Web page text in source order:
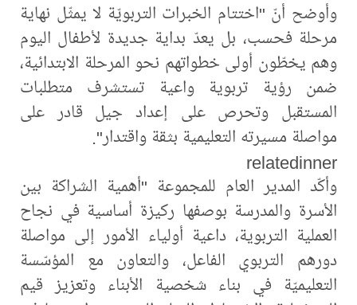
وأوضح أنّ "اختتام الخبرات التربويّة لا يمثّل نهاية
مرحلة فحسب، بل يعدّ بداية جديدة لأطفال اليوم
وهم يخطّون أولى خطواتهم نحو المرحلة الابتدائية،
ضمن رؤية تربوية واعية تستشرف متطلبات
المستقبل وتحرص على إعداد جيل قادر على
مواصلة مسيرته التعليمية بثقة واقتدار".
relatedinner
وأكّد المدير العام للمجموعة "أهمية الشراكة بين
الأسرة والمدرسة بوصفها ركيزة أساسية في نجاح
العملية التربوية، داعية أولياء الأمور إلى مواصلة
دورهم التربوي الفاعل، والتعاون مع المؤسّسة
التعليميّة في بناء شخصية الأبناء وتعزيز قيم